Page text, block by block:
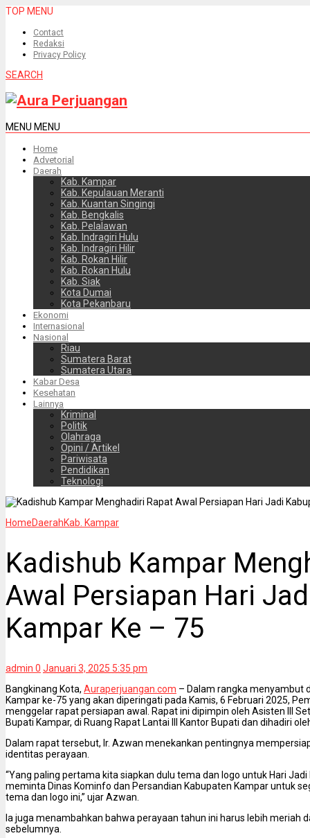
TOP MENU
Contact
Redaksi
Privacy Policy
SEARCH
MENU MENU
Home
Advetorial
Daerah
Kab. Kampar
Kab. Kepulauan Meranti
Kab. Kuantan Singingi
Kab. Bengkalis
Kab. Pelalawan
Kab. Indragiri Hulu
Kab. Indragiri Hilir
Kab. Rokan Hilir
Kab. Rokan Hulu
Kab. Siak
Kota Dumai
Kota Pekanbaru
Ekonomi
Internasional
Nasional
Riau
Sumatera Barat
Sumatera Utara
Kabar Desa
Kesehatan
Lainnya
Kriminal
Politik
Olahraga
Opini / Artikel
Pariwisata
Pendidikan
Teknologi
HomeDaerahKab. Kampar
Kadishub Kampar
Awal Persiapan Hari
Kampar Ke – 75
admin 0 Januari 3, 2025 5:35 pm
Bangkinang Kota, Auraperjuangan.com – Dalam rangka menyambut
Kampar ke-75 yang akan diperingati pada Kamis, 6 Februari 2025,
menggelar rapat persiapan awal. Rapat ini dipimpin oleh Asisten III
Bupati Kampar, di Ruang Rapat Lantai III Kantor Bupati dan dihadiri
Dalam rapat tersebut, Ir. Azwan menekankan pentingnya
identitas perayaan.
“Yang paling pertama kita siapkan dulu tema dan logo untuk Hari
meminta Dinas Kominfo dan Persandian Kabupaten Kampar untuk
tema dan logo ini,” ujar Azwan.
Ia juga menambahkan bahwa perayaan tahun ini harus lebih meriah
sebelumnya.